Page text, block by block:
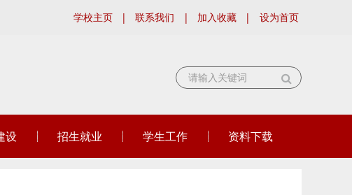
学校主页 | 联系我们 | 加入收藏 | 设为首页
设 招生就业 学生工作 资料下载